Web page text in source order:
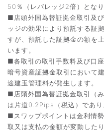
50％（レバレッジ2倍）となり
■店頭外国為替証拠金取引及
ッジの効果により預託する証
すが、預託した証拠金の額を
います。
■各取引の取引手数料及び口
暗号資産証拠金取引において
途建玉管理料が発生します。
■店頭外国為替証拠金取引（
は片道0.2Pips（税込）であり
■スワップポイントは金利情
取又は支払の金額が変動した